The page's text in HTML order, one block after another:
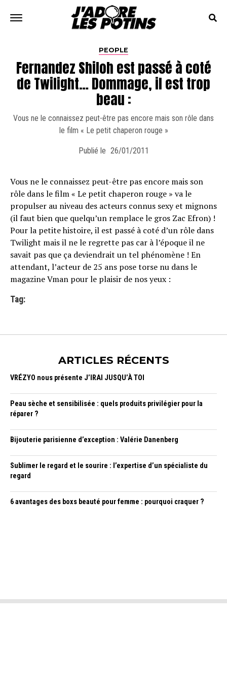
PEOPLE
Fernandez Shiloh est passé à coté
de Twilight… Dommage, il est trop
beau :
Vous ne le connaissez peut-être pas encore mais son rôle dans
le film « Le petit chaperon rouge »
Publié le 26/01/2011
Vous ne le connaissez peut-être pas encore mais son
rôle dans le film « Le petit chaperon rouge » va le
propulser au niveau des acteurs connus sexy et mignons
(il faut bien que quelqu’un remplace le gros Zac Efron) !
Pour la petite histoire, il est passé à coté d’un rôle dans
Twilight mais il ne le regrette pas car à l’époque il ne
savait pas que ça deviendrait un tel phénomène ! En
attendant, l’acteur de 25 ans pose torse nu dans le
magazine Vman pour le plaisir de nos yeux :
Tag:
ARTICLES RÉCENTS
VRÉZYO nous présente J’IRAI JUSQU’À TOI
Peau sèche et sensibilisée : quels produits privilégier pour la
réparer ?
Bijouterie parisienne d’exception : Valérie Danenberg
Sublimer le regard et le sourire : l’expertise d’un spécialiste du
regard
6 avantages des boxs beauté pour femme : pourquoi craquer ?